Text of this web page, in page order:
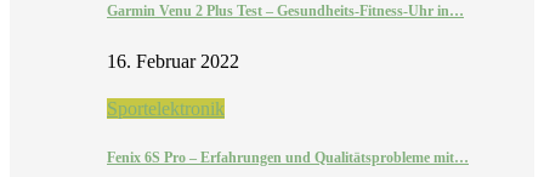
Garmin Venu 2 Plus Test – Gesundheits-Fitness-Uhr in…
16. Februar 2022
Sportelektronik
Fenix 6S Pro – Erfahrungen und Qualitätsprobleme mit…